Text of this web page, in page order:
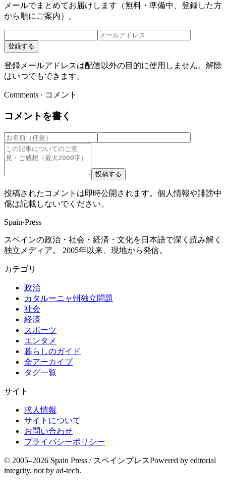
メールでまとめてお届けします（無料・準備中、登録した方
から順にご案内）。
登録する
登録メールアドレスは配信以外の目的に使用しません。解除
はいつでもできます。
Comments · コメント
コメントを書く
投稿する
投稿されたコメントは即時公開されます。個人情報や誹謗中
傷は記載しないでください。
Spain·Press
スペインの政治・社会・経済・文化を日本語で深く読み解く
独立メディア。 2005年以来、現地から発信。
カテゴリ
政治
カタルーニャ州独立問題
社会
経済
スポーツ
エンタメ
暮らしのガイド
全アーカイブ
タグ一覧
サイト
求人情報
サイトについて
お問い合わせ
プライバシーポリシー
© 2005–2026 Spain Press / スペインプレスPowered by editorial
integrity, not by ad-tech.